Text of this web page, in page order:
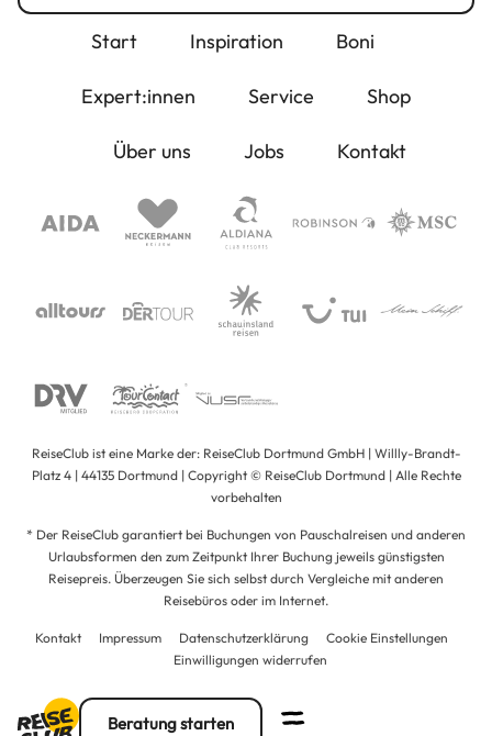
Beratung starten
Start Inspiration Boni
Expert:innen Service Shop
Über uns Jobs Kontakt
ReiseClub ist eine Marke der: ReiseClub Dortmund GmbH | Willly-Brandt-
Platz 4 | 44135 Dortmund | Copyright © ReiseClub Dortmund | Alle Rechte
vorbehalten
* Der ReiseClub garantiert bei Buchungen von Pauschalreisen und anderen
Urlaubsformen den zum Zeitpunkt Ihrer Buchung jeweils günstigsten
Reisepreis. Überzeugen Sie sich selbst durch Vergleiche mit anderen
Reisebüros oder im Internet.
Kontakt Impressum Datenschutzerklärung
Cookie Einstellungen
Einwilligungen widerrufen